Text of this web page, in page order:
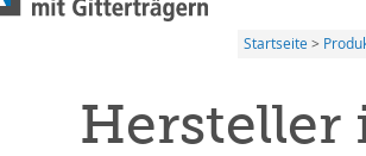
Startseite
Hersteller